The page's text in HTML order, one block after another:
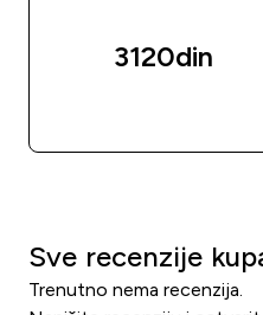
3120din‎
Sve recenzije
Trenutno nema recenzija.